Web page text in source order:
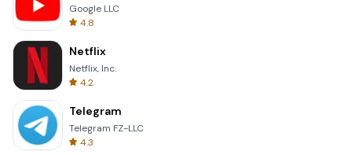
Google LLC
4.8
Netflix
Netflix, Inc.
4.2
Telegram
Telegram FZ-LLC
4.3